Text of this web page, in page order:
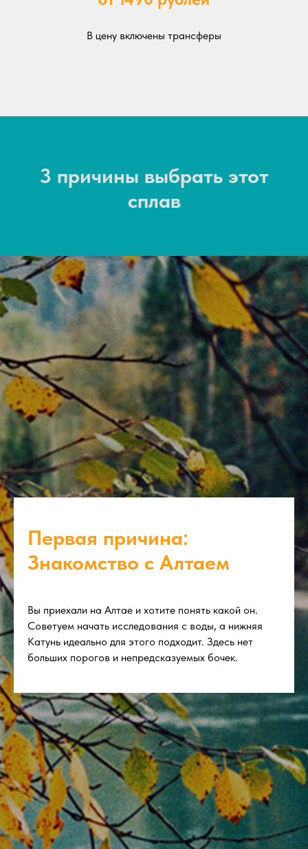
В цену включены трансферы
3 причины выбрать этот
сплав
Первая причина:
Знакомство с Алтаем
Вы приехали на Алтае и хотите понять какой он.
Советуем начать исследования с воды, а нижняя
Катунь идеально для этого подходит. Здесь нет
больших порогов и непредсказуемых бочек.